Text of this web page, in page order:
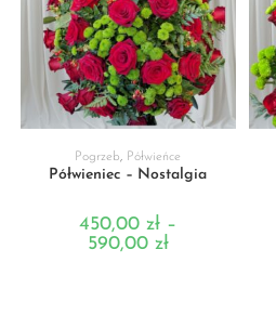
WYBIERZ OPCJE
Pogrzeb, Półwieńce
Półwieniec – Nostalgia
450,00zł –
590,00 zł